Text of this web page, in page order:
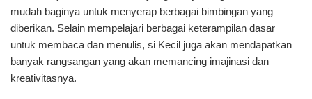
mudah baginya untuk menyerap berbagai bimbingan yang
diberikan. Selain mempelajari berbagai keterampilan dasar
untuk membaca dan menulis, si Kecil juga akan mendapatkan
banyak rangsangan yang akan memancing imajinasi dan
kreativitasnya.